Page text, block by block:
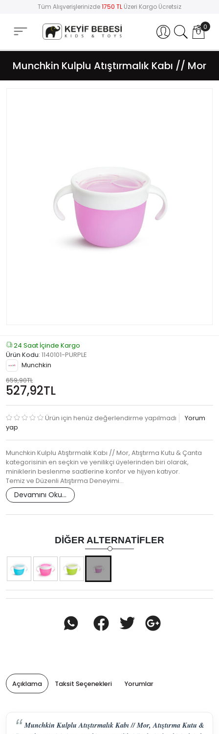
Tüm Alışverişlerinizde1750 TL Üzeri Kargo Ücretsiz
Hesabım 0
Munchkin Kulplu Atıştırmalık Kabı // Mor
24 Saat İçinde Kargo
Ürün Kodu: 1140101-PURPLE
Munchkin
659,90TL
527,92TL
Ürün için henüz değerlendirme yapılmadı
Yorum
yap
Munchkin Kulplu Atıştırmalık Kabı // Mor, Atıştırma Kutu & Çanta
kategorisinin en seçkin ve yenilikçi üyelerinden biri olarak,
miniklerin beslenme saatlerine konfor ve hijyen katıyor.
Temiz ve Düzenli Atıştırma Deneyimi…
Devamını Oku...
DIĞER ALTERNATIFLER
Açıklama Taksit Seçenekleri Yorumlar
Munchkin Kulplu Atıştırmalık Kabı // Mor, Atıştırma Kutu &